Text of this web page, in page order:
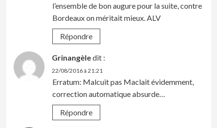
l’ensemble de bon augure pour la suite, contre
Bordeaux on méritait mieux. ALV
Répondre
Grinangèledit :
22/08/2016 à 21:21
Erratum: Malcuit pas Maclait évidemment,
correction automatique absurde…
Répondre